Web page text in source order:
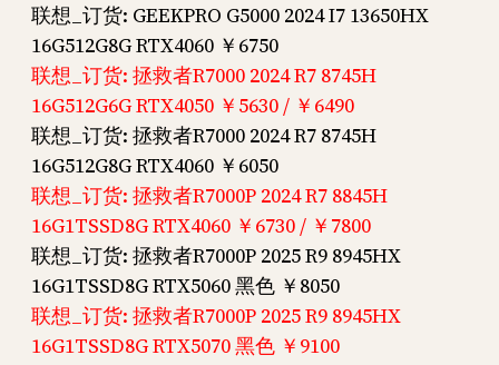
联想_订货: GEEKPRO G5000 2024 I7 13650HX
16G512G8G RTX4060 ￥6750
联想_订货: 拯救者R7000 2024 R7 8745H
16G512G6G RTX4050 ￥5630 / ￥6490
联想_订货: 拯救者R7000 2024 R7 8745H
16G512G8G RTX4060 ￥6050
联想_订货: 拯救者R7000P 2024 R7 8845H
16G1TSSD8G RTX4060 ￥6730 / ￥7800
联想_订货: 拯救者R7000P 2025 R9 8945HX
16G1TSSD8G RTX5060 黑色 ￥8050
联想_订货: 拯救者R7000P 2025 R9 8945HX
16G1TSSD8G RTX5070 黑色 ￥9100